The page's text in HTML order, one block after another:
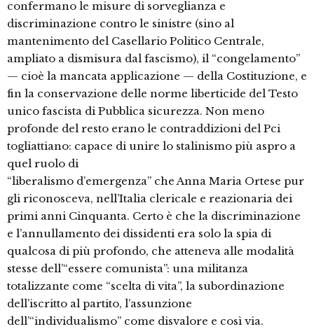
confermano le misure di sorveglianza e
discriminazione contro le sinistre (sino al
mantenimento del Casellario Politico Centrale,
ampliato a dismisura dal fascismo), il “congelamento”
— cioè la mancata applicazione — della Costituzione, e
fin la conservazione delle norme liberticide del Testo
unico fascista di Pubblica sicurezza. Non meno
profonde del resto erano le contraddizioni del Pci
togliattiano: capace di unire lo stalinismo più aspro a
quel ruolo di
“liberalismo d’emergenza” che Anna Maria Ortese pur
gli riconosceva, nell’Italia clericale e reazionaria dei
primi anni Cinquanta. Certo è che la discriminazione
e l’annullamento dei dissidenti era solo la spia di
qualcosa di più profondo, che atteneva alle modalità
stesse dell’“essere comunista”: una militanza
totalizzante come “scelta di vita”, la subordinazione
dell’iscritto al partito, l’assunzione
dell’“individualismo” come disvalore e così via.